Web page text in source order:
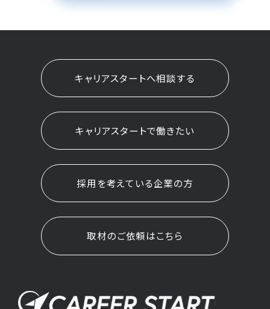
キャリアスタートへ相談する
キャリアスタートで働きたい
採用を考えている企業の方
取材のご依頼はこちら
Contact
プライバシーポリシー 利用規約 個人情報保護方針
キャリアスタートへ相談する
キャリアスタートで働きたい